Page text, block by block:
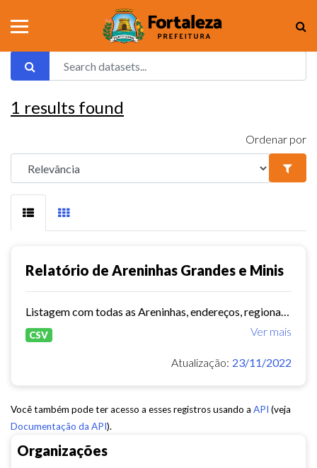
Organizações
1 results found
Ordenar por
Relatório de Areninhas Grandes e Minis
Ver mais
CSV
Atualização: 23/11/2022
Você também pode ter acesso a esses registros usando a API (veja
Documentação da API).